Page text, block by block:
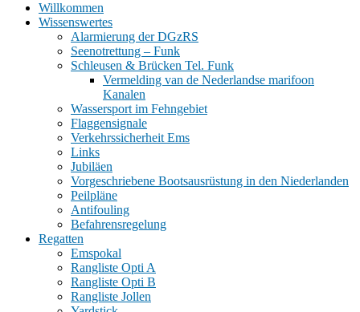
Willkommen
Wissenswertes
Alarmierung der DGzRS
Seenotrettung – Funk
Schleusen & Brücken Tel. Funk
Vermelding van de Nederlandse marifoon
Kanalen
Wassersport im Fehngebiet
Flaggensignale
Verkehrssicherheit Ems
Links
Jubiläen
Vorgeschriebene Bootsausrüstung in den Niederlanden
Peilpläne
Antifouling
Befahrensregelung
Regatten
Emspokal
Rangliste Opti A
Rangliste Opti B
Rangliste Jollen